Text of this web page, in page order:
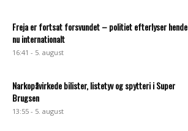
Freja er fortsat forsvundet – politiet efterlyser hende
nu internationalt
16:41 - 5. august
Narkopåvirkede bilister, listetyv og spytteri i Super
Brugsen
13:55 - 5. august